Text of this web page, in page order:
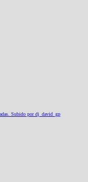
Subido por dj_david_gp